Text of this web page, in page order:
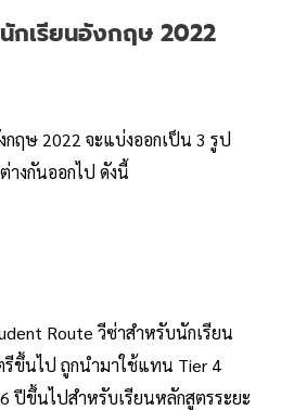
กเรียนอังกฤษ 2022
ฤษ 2022 จะแบ่งออกเป็น 3 รูป
างกันออกไป ดังนี้
Route วีซ่าสำหรับนักเรียน
ขึ้นไป ถูกนำมาใช้แทน Tier 4
ปีขึ้นไปสำหรับเรียนหลักสูตรระยะ